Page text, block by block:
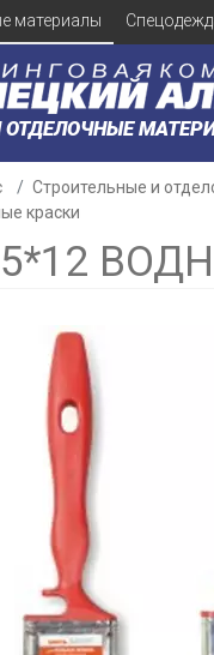
материалы
ОТДЕЛОЧНЫЕ
Строительные и
краски